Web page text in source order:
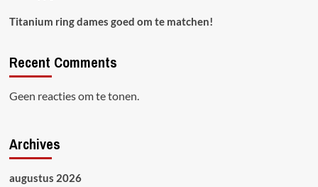
Titanium ring dames goed om te matchen!
Recent Comments
Geen reacties om te tonen.
Archives
augustus 2026